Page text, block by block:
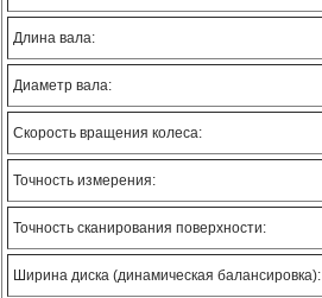
Длина вала:
Диаметр вала:
Скорость вращения колеса:
Точность измерения:
Точность сканирования поверхности:
Ширина диска (динамическая балансировка):